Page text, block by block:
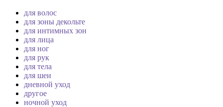
для волос
для зоны декольте
для интимных зон
для лица
для ног
для рук
для тела
для шеи
дневной уход
другое
ночной уход